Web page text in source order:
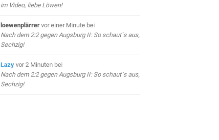
im Video, liebe Löwen!
loewenplärrer vor einer Minutebei
Nach dem 2:2 gegen Augsburg II: So schaut`s aus,
Sechzig!
Lazy vor 2 Minuten bei
Nach dem 2:2 gegen Augsburg II: So schaut`s aus,
Sechzig!